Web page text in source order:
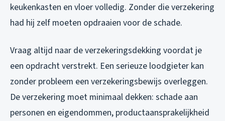
keukenkasten en vloer volledig. Zonder die verzekering
had hij zelf moeten opdraaien voor de schade.
Vraag altijd naar de verzekeringsdekking voordat je
een opdracht verstrekt. Een serieuze loodgieter kan
zonder probleem een verzekeringsbewijs overleggen.
De verzekering moet minimaal dekken: schade aan
personen en eigendommen, productaansprakelijkheid